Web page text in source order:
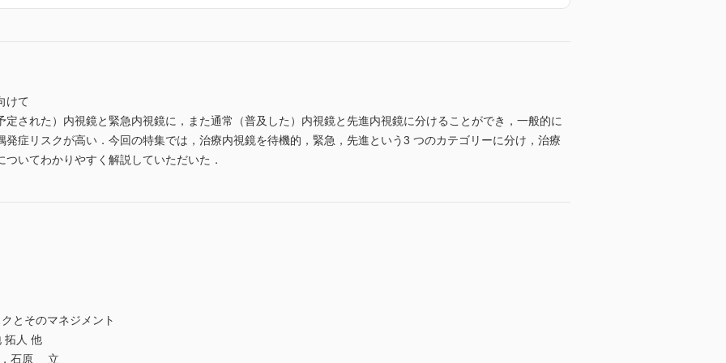
けて
された）内視鏡と緊急内視鏡に，また通常（普及した）内視鏡と先進内視鏡に分けることができ，一般的に
発症リスクが高い．今回の特集では，治療内視鏡を待機的，緊急，先進という3 つのカテゴリーに分け，治療
いてわかりやすく解説していただいた．
とそのマネジメント
拓人 他
，石原 立